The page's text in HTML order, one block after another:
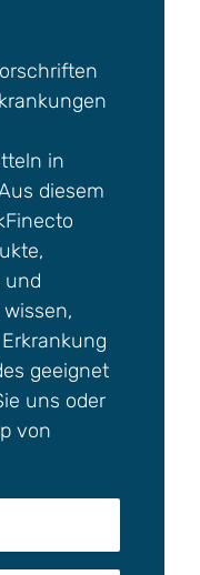
in
diesem
und
geeignet
uns oder
von